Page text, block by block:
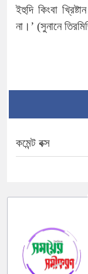
ইহুদি কিংবা
না।’ (সুনানে
কমেন্ট বক্স